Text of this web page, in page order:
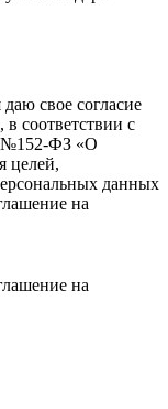
свое согласие
соответствии с
№152-ФЗ «О
целей,
данных
на
на